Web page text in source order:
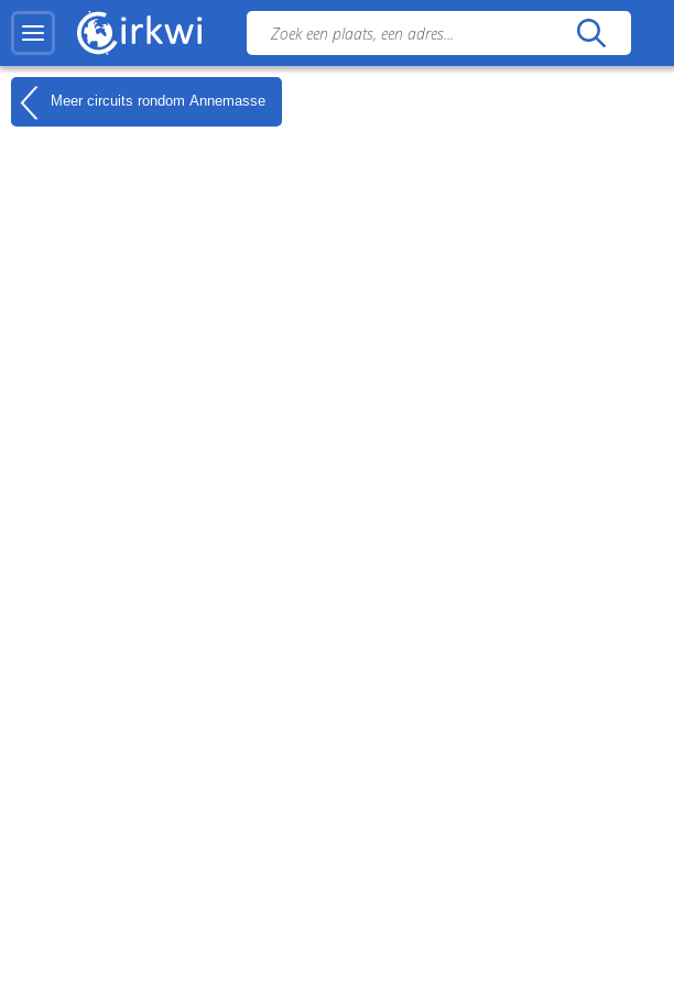
Meer circuits rondom Annemasse